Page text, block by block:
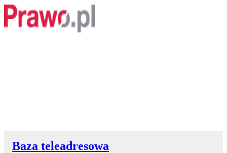
Baza teleadresowa